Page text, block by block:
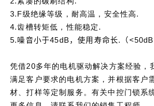
3.F级绝缘等级，耐高温，安全性高.
4.齿槽转矩低，性能稳定.
5.噪音小于45dB，使用寿命长.（
凭借20多年的电机驱动解决方案经验，
满足客户要求的电机方案，并根据客户
材、打样等定制服务。 有关中控门锁系